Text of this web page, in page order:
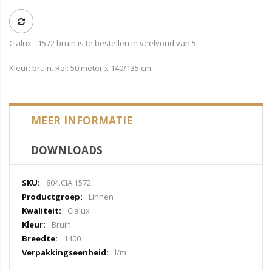
Cialux - 1572 bruin is te bestellen in veelvoud van 5
Kleur: bruin. Rol: 50 meter x 140/135 cm.
MEER INFORMATIE
DOWNLOADS
Meer
informatie
804.CIA.1572
Linnen
Cialux
Bruin
1400
l/m